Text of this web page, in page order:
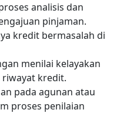
analisis dan
pinjaman.
kredit bermasalah di
menilai kelayakan
kredit.
pada agunan atau
proses penilaian